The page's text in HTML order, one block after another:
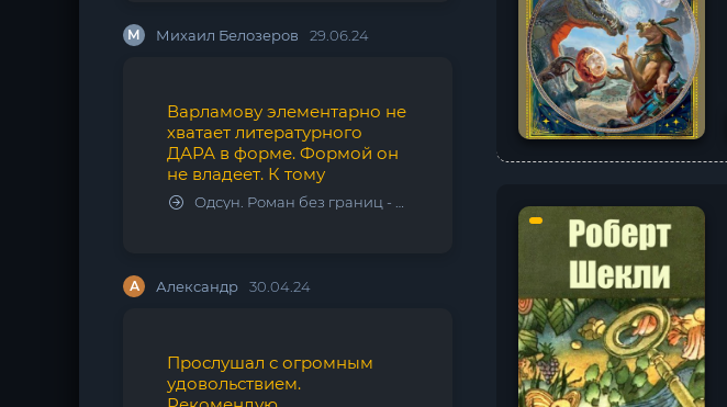
М Михаил Белозеров 29.06.24
Варламову элементарно не
хватает литературного
ДАРА в форме. Формой он
не владеет. К тому
Одсун. Роман без границ - Алексей Варламов
А Александр 30.04.24
Прослушал с огромным
удовольствием.